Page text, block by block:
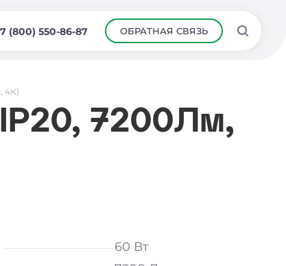
(800) 550-86-87 ОБРАТНАЯ СВЯЗЬ
4К)
7200Лм,
60 Вт